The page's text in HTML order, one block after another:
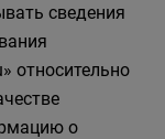
сведения
относительно
о